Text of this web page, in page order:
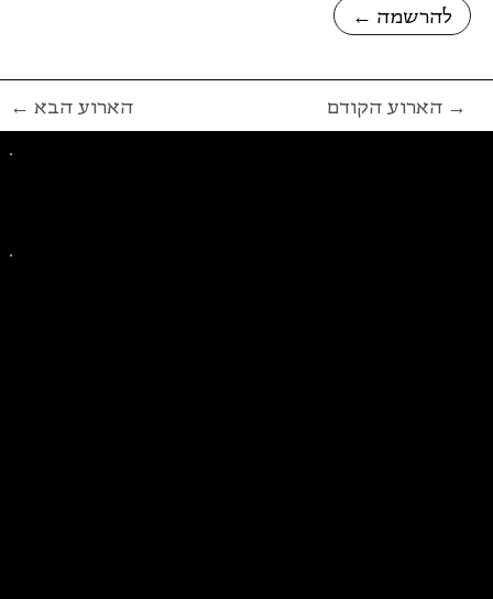
← להרשמה
← הארוע הבא הארוע הקודם →